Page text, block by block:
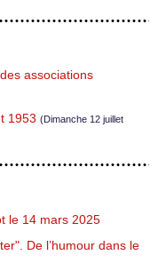
associations
1953 (Dimanche 12 juillet
le 14 mars 2025
De l’humour dans le